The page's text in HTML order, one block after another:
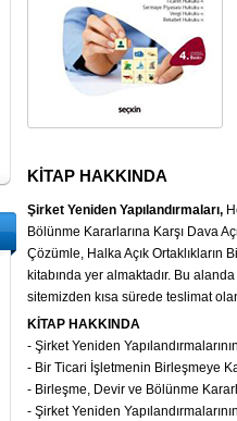
Tüm Yönleriyle Kar Dağıtımı
Fiyatı: 1750 Kdv Dahil.
Tüm
Fiyatı:
KİTAP HAKKINDA
Şirket Yeniden Yapılandırmaları,
Bölünme Kararlarına Karşı Dava
Çözümle, Halka Açık Ortaklıkların
kitabında yer almaktadır. Bu
sitemizden kısa sürede teslimat
KİTAP HAKKINDA
- Şirket Yeniden
- Bir Ticari İşletmenin Birleşmeye
- Birleşme, Devir ve Bölünme
- Şirket Yeniden